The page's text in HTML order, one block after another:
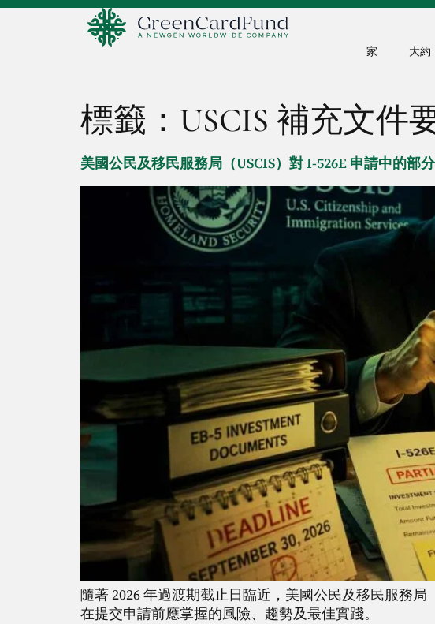
家 大約
標籤： USCIS 補充文件
美國公民及移民服務局（USCIS）對 I-526E 申請中的部
隨著 2026 年過渡期截止日臨近，美國公民及移民服務
在提交申請前應掌握的風險、趨勢及最佳實踐。